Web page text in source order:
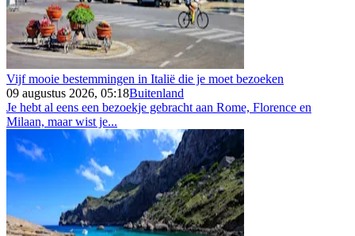
Vijf mooie bestemmingen in Italië die je moet bezoeken
09 augustus 2026, 05:18Buitenland
Je hebt al eens een bezoekje gebracht aan Rome, Florence en
Milaan, maar wist je...